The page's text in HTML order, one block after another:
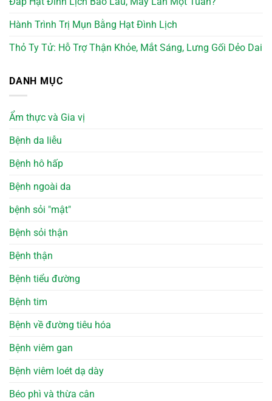
Hành Trình Trị Mụn Bằng Hạt Đình Lịch
Thỏ Ty Tử: Hỗ Trợ Thận Khỏe, Mắt Sáng, Lưng Gối Dẻo Dai
DANH MỤC
Ẩm thực và Gia vị
Bệnh da liễu
Bệnh hô hấp
Bệnh ngoài da
bệnh sỏi "mật"
Bệnh sỏi thận
Bệnh thận
Bệnh tiểu đường
Bệnh tim
Bệnh về đường tiêu hóa
Bệnh viêm gan
Bệnh viêm loét dạ dày
Béo phì và thừa cân